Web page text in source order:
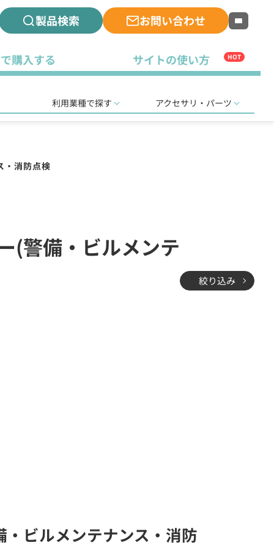
製品検索 お問い合わせ
購入する サイトの使い方 HOT
利用業種で探す アクセサリ・パーツ
・消防点検
(警備・ビルメンテ
絞り込み
ビルメンテナンス・消防